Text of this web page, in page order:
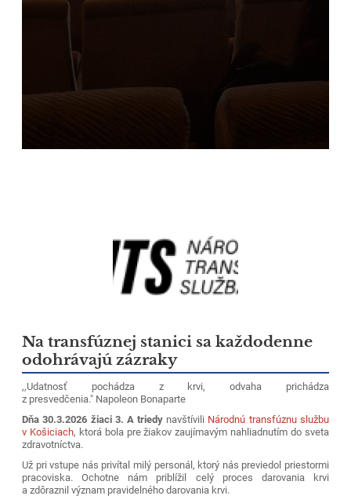
Na transfúznej stanici sa každodenne
odohrávajú zázraky
,,Udatnosť pochádza z krvi, odvaha prichádza
z presvedčenia." Napoleon Bonaparte
Dňa 30.3.2026 žiaci 3. A triedy navštívili Národnú transfúznu službu
v Košiciach, ktorá bola pre žiakov zaujímavým nahliadnutím do sveta
zdravotníctva.
Už pri vstupe nás privítal milý personál, ktorý nás previedol priestormi
pracoviska. Ochotne nám priblížil celý proces darovania krvi
a zdôraznil význam pravidelného darovania krvi.